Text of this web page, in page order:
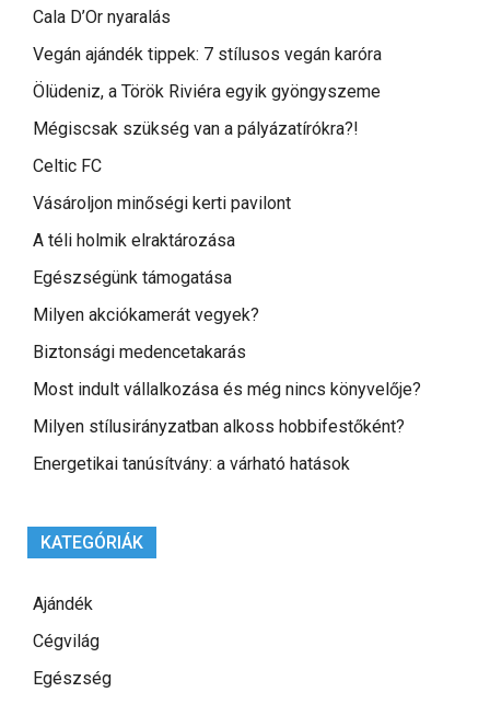
Cala D’Or nyaralás
Vegán ajándék tippek: 7 stílusos vegán karóra
Ölüdeniz, a Török Riviéra egyik gyöngyszeme
Mégiscsak szükség van a pályázatírókra?!
Celtic FC
Vásároljon minőségi kerti pavilont
A téli holmik elraktározása
Egészségünk támogatása
Milyen akciókamerát vegyek?
Biztonsági medencetakarás
Most indult vállalkozása és még nincs könyvelője?
Milyen stílusirányzatban alkoss hobbifestőként?
Energetikai tanúsítvány: a várható hatások
KATEGÓRIÁK
Ajándék
Cégvilág
Egészség